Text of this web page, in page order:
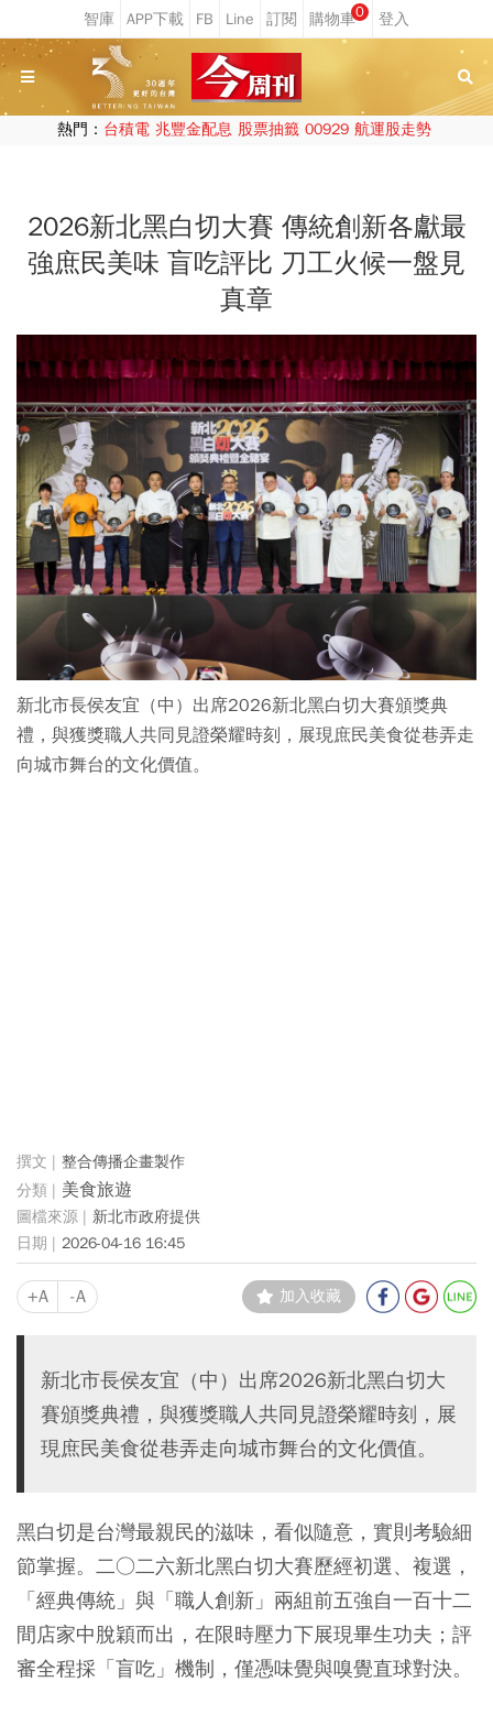
0
熱門： 台積電 兆豐金配息 股票抽籤 00929 航運股走勢
2026新北黑白切大賽 傳統創新各獻最
強庶民美味 盲吃評比 刀工火候一盤見
真章
新北市長侯友宜（中）出席2026新北黑白切大賽頒獎典
禮，與獲獎職人共同見證榮耀時刻，展現庶民美食從巷弄走
向城市舞台的文化價值。
整合傳播企畫製作
美食旅遊
新北市政府提供
2026-04-16 16:45
+A -A 加入收藏
新北市長侯友宜（中）出席2026新北黑白切大
賽頒獎典禮，與獲獎職人共同見證榮耀時刻，展
現庶民美食從巷弄走向城市舞台的文化價值。
黑白切是台灣最親民的滋味，看似隨意，實則考驗細
節掌握。二○二六新北黑白切大賽歷經初選、複選，
「經典傳統」與「職人創新」兩組前五強自一百十二
間店家中脫穎而出，在限時壓力下展現畢生功夫；評
審全程採「盲吃」機制，僅憑味覺與嗅覺直球對決。